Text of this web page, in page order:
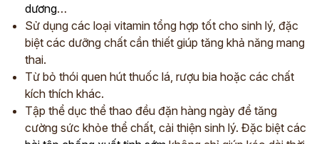
dương…
Sử dụng các loại vitamin tổng hợp tốt cho sinh lý, đặc
biệt các dưỡng chất cần thiết giúp tăng khả năng mang
thai.
Từ bỏ thói quen hút thuốc lá, rượu bia hoặc các chất
kích thích khác.
Tập thể dục thể thao đều đặn hàng ngày để tăng
cường sức khỏe thể chất, cải thiện sinh lý. Đặc biệt các
ĐĂNG KÝ TƯ VẤN
THĂM KHÁM
CÙNG CHUYÊN GIA Y HỌC CỔ TRUYỀN
*